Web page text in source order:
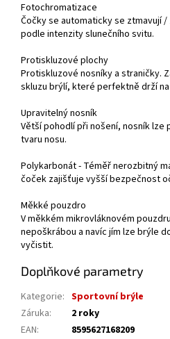
Fotochromatizace
Čočky se automaticky se ztmavují
podle intenzity slunečního svitu.
Protiskluzové plochy
Protiskluzové nosníky a straničky.
skluzu brýlí, které perfektně drží
Upravitelný nosník
Větší pohodlí při nošení, nosník lze
tvaru nosu.
Polykarbonát - Téměř nerozbitný
čoček zajišťuje vyšší bezpečnost
Měkké pouzdro
V měkkém mikrovláknovém
nepoškrábou a navíc jím lze brýle
vyčistit.
Doplňkové parametry
Kategorie: Sportovní brýle
Záruka:
2 roky
EAN:
8595627168209